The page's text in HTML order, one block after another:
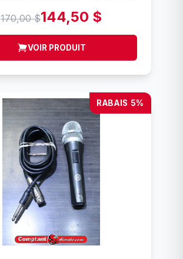
170,00 $144,50 $
VOIR PRODUIT
RABAIS 5%